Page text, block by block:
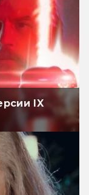
IX